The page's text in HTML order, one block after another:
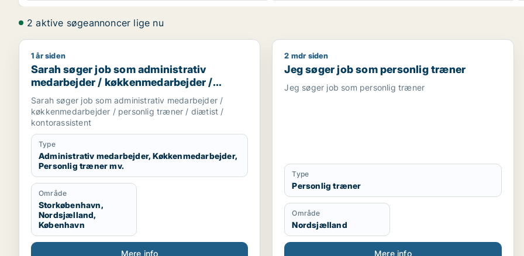
2 aktive søgeannoncer lige nu
Sarah søger job som administrativ medarbejder / køkkenmedarbejder / personlig træner / diætist /
1 år siden
Sarah søger job som administrativ
medarbejder / køkkenmedarbejder /
personlig træner / diætist /
kontorassistent
Sarah søger job som administrativ medarbejder /
køkkenmedarbejder / personlig træner / diætist /
kontorassistent
Type
Administrativ medarbejder, Køkkenmedarbejder,
Personlig træner mv.
Område
Storkøbenhavn,
Nordsjælland,
København
Mere info
Jeg søger job som personlig træner
2 mdr siden
Jeg søger job som personlig træner
Jeg søger job som personlig træner
Type
Personlig træner
Område
Nordsjælland
Mere info